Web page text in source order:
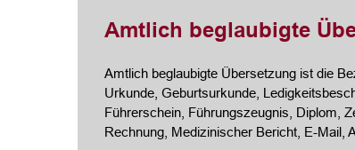
Amtlich beglaubigte
Amtlich beglaubigte Übersetzung ist die
Urkunde, Geburtsurkunde,
Führerschein, Führungszeugnis, Diplom,
Rechnung, Medizinischer Bericht, E-Mail,